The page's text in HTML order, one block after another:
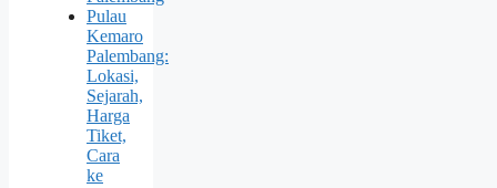
Pulau
Kemaro
Palembang:
Lokasi,
Sejarah,
Harga
Tiket,
Cara
ke